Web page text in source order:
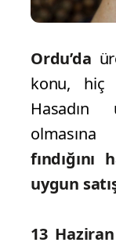
Ordu’da
konu, hiç
uygun
13